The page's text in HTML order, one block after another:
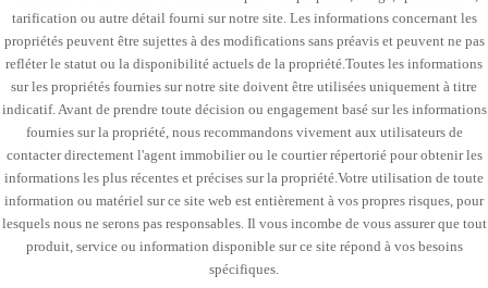
tarification ou autre détail fourni sur notre site. Les informations concernant les
propriétés peuvent être sujettes à des modifications sans préavis et peuvent ne pas
refléter le statut ou la disponibilité actuels de la propriété.Toutes les informations
sur les propriétés fournies sur notre site doivent être utilisées uniquement à titre
indicatif. Avant de prendre toute décision ou engagement basé sur les informations
fournies sur la propriété, nous recommandons vivement aux utilisateurs de
contacter directement l'agent immobilier ou le courtier répertorié pour obtenir les
informations les plus récentes et précises sur la propriété.Votre utilisation de toute
information ou matériel sur ce site web est entièrement à vos propres risques, pour
lesquels nous ne serons pas responsables. Il vous incombe de vous assurer que tout
produit, service ou information disponible sur ce site répond à vos besoins
spécifiques.